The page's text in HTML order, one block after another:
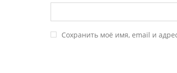
Сохранить моё имя, email и